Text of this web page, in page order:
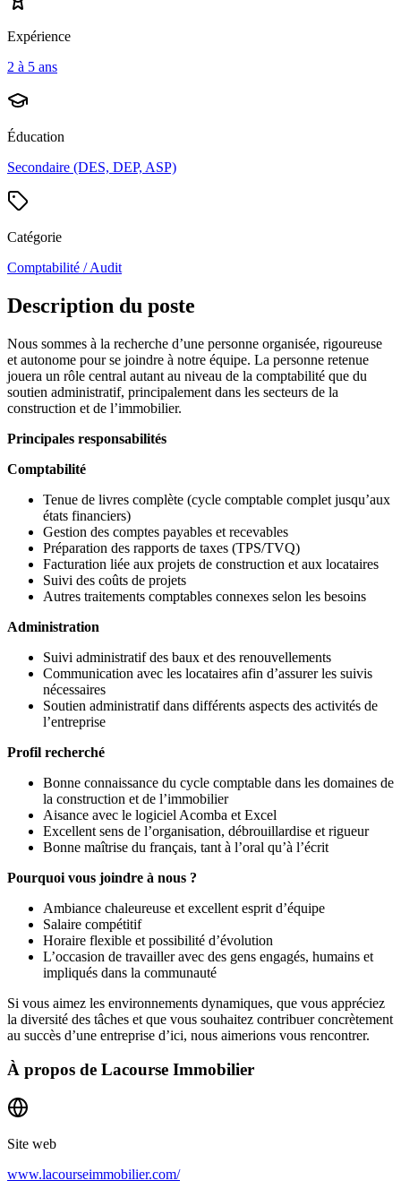
Expérience
2 à 5 ans
Éducation
Secondaire (DES, DEP, ASP)
Catégorie
Comptabilité / Audit
Description du poste
Nous sommes à la recherche d’une personne organisée, rigoureuse
et autonome pour se joindre à notre équipe. La personne retenue
jouera un rôle central autant au niveau de la comptabilité que du
soutien administratif, principalement dans les secteurs de la
construction et de l’immobilier.
Principales responsabilités
Comptabilité
Tenue de livres complète (cycle comptable complet jusqu’aux
états financiers)
Gestion des comptes payables et recevables
Préparation des rapports de taxes (TPS/TVQ)
Facturation liée aux projets de construction et aux locataires
Suivi des coûts de projets
Autres traitements comptables connexes selon les besoins
Administration
Suivi administratif des baux et des renouvellements
Communication avec les locataires afin d’assurer les suivis
nécessaires
Soutien administratif dans différents aspects des activités de
l’entreprise
Profil recherché
Bonne connaissance du cycle comptable dans les domaines de
la construction et de l’immobilier
Aisance avec le logiciel Acomba et Excel
Excellent sens de l’organisation, débrouillardise et rigueur
Bonne maîtrise du français, tant à l’oral qu’à l’écrit
Pourquoi vous joindre à nous ?
Ambiance chaleureuse et excellent esprit d’équipe
Salaire compétitif
Horaire flexible et possibilité d’évolution
L’occasion de travailler avec des gens engagés, humains et
impliqués dans la communauté
Si vous aimez les environnements dynamiques, que vous appréciez
la diversité des tâches et que vous souhaitez contribuer concrètement
au succès d’une entreprise d’ici, nous aimerions vous rencontrer.
À propos de Lacourse Immobilier
Site web
www.lacourseimmobilier.com/